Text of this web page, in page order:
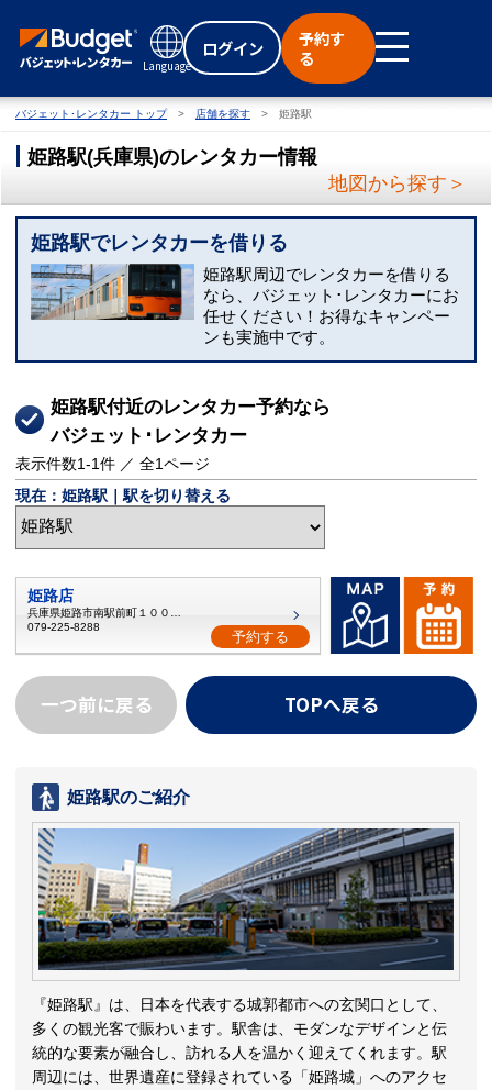
Language
ログイン
予約す
る
バジェット･レンタカー トップ 店舗を探す 姫路駅
姫路駅(兵庫県)のレンタカー情報
地図から探す＞
姫路駅でレンタカーを借りる
姫路駅周辺でレンタカーを借りる
なら、バジェット･レンタカーにお
任せください！お得なキャンペー
ンも実施中です。
姫路駅付近のレンタカー予約なら
バジェット･レンタカー
表示件数1-1件 ／ 全1ページ
現在：姫路駅｜駅を切り替える
姫路店
兵庫県姫路市南駅前町１００番地
079-225-8288
予約する
一つ前に戻る TOPへ戻る
姫路駅のご紹介
『姫路駅』は、日本を代表する城郭都市への玄関口として、
多くの観光客で賑わいます。駅舎は、モダンなデザインと伝
統的な要素が融合し、訪れる人を温かく迎えてくれます。駅
周辺には、世界遺産に登録されている「姫路城」へのアクセ